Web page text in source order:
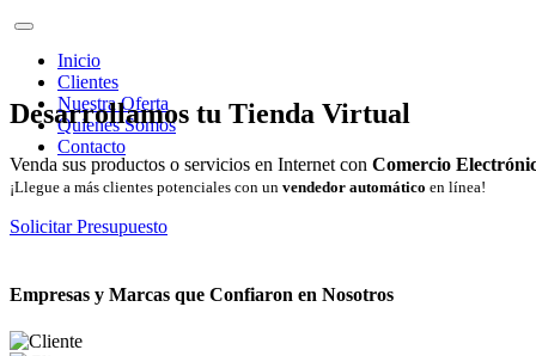
Inicio
Clientes
Nuestra Oferta
Quienes Somos
Contacto
Desarrollamos tu Tienda Virtual
Venda sus productos o servicios en Internet con Comercio
¡Llegue a más clientes potenciales con un vendedor automático en línea!
Solicitar Presupuesto
Empresas y Marcas que Confiaron en Nosotros